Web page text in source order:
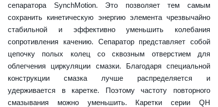
сепаратора SynchMotion. Это позволяет тем самым
сохранить кинетическую энергию элемента чрезвычайно
стабильной и эффективно уменьшить колебания
сопротивления качению. Сепаратор представляет собой
цепочку полых колец со сквозным отверстием для
облегчения циркуляции смазки. Благодаря специальной
конструкции смазка лучше распределяется и
удерживается в каретке. Поэтому частоту повторного
смазывания можно уменьшить. Каретки серии QH